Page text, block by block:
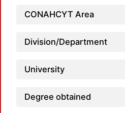
CONAHCYT Area
Division/Department
University
Degree obtained